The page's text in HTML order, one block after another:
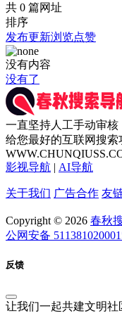
共 0 篇网址
排序
发布更新浏览点赞
没有内容
没有了
一直坚持人工手动审核
给您最好的互联网搜索
影视导航 | AI导航
关于我们 广告合作 友
Copyright © 2026 春秋
公网安备
反馈
让我们一起共建文明社